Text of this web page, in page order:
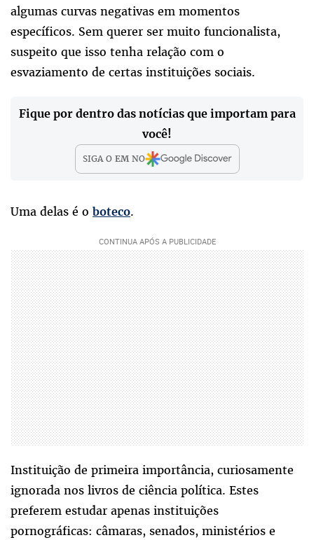
algumas curvas negativas em momentos
específicos. Sem querer ser muito funcionalista,
suspeito que isso tenha relação com o
esvaziamento de certas instituições sociais.
Fique por dentro das notícias que importam para
você!
SIGA O EMNO
Uma delas é o boteco.
Instituição de primeira importância, curiosamente
ignorada nos livros de ciência política. Estes
preferem estudar apenas instituições
pornográficas: câmaras, senados, ministérios e